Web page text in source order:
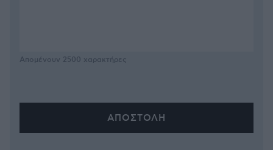
Απομένουν 2500 χαρακτήρες